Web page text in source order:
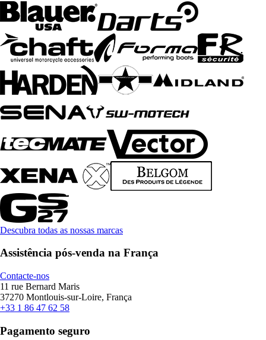
Descubra todas as nossas marcas
Assistência pós-venda na França
Contacte-nos
11 rue Bernard Maris
37270 Montlouis-sur-Loire, França
+33 1 86 47 62 58
Pagamento seguro